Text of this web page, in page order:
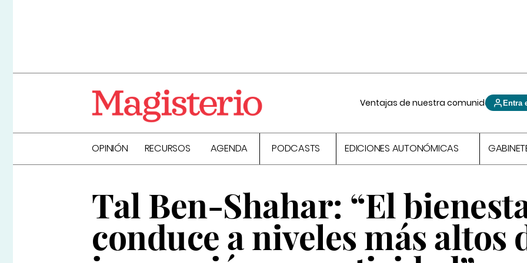
Ventajas de nuestra comunidad Entra
OPINIÓN RECURSOS AGENDA PODCASTS EDICIONES AUTONÓMICAS
Tal Ben-Shahar: “El
conduce a niveles más altos